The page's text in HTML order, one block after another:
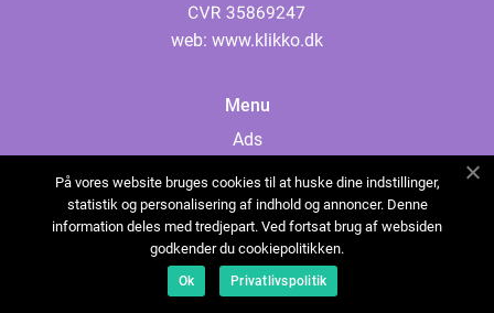
web: www.klikko.dk
Menu
Ads
Cookies
Contact
Sitemap
På vores website bruges cookies til at huske dine indstillinger,
statistik og personalisering af indhold og annoncer. Denne
information deles med tredjepart. Ved fortsat brug af websiden
godkender du cookiepolitikken.
Ok Privatlivspolitik